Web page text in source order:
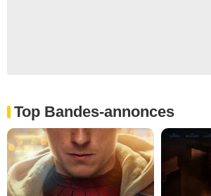
Top Bandes-annonces